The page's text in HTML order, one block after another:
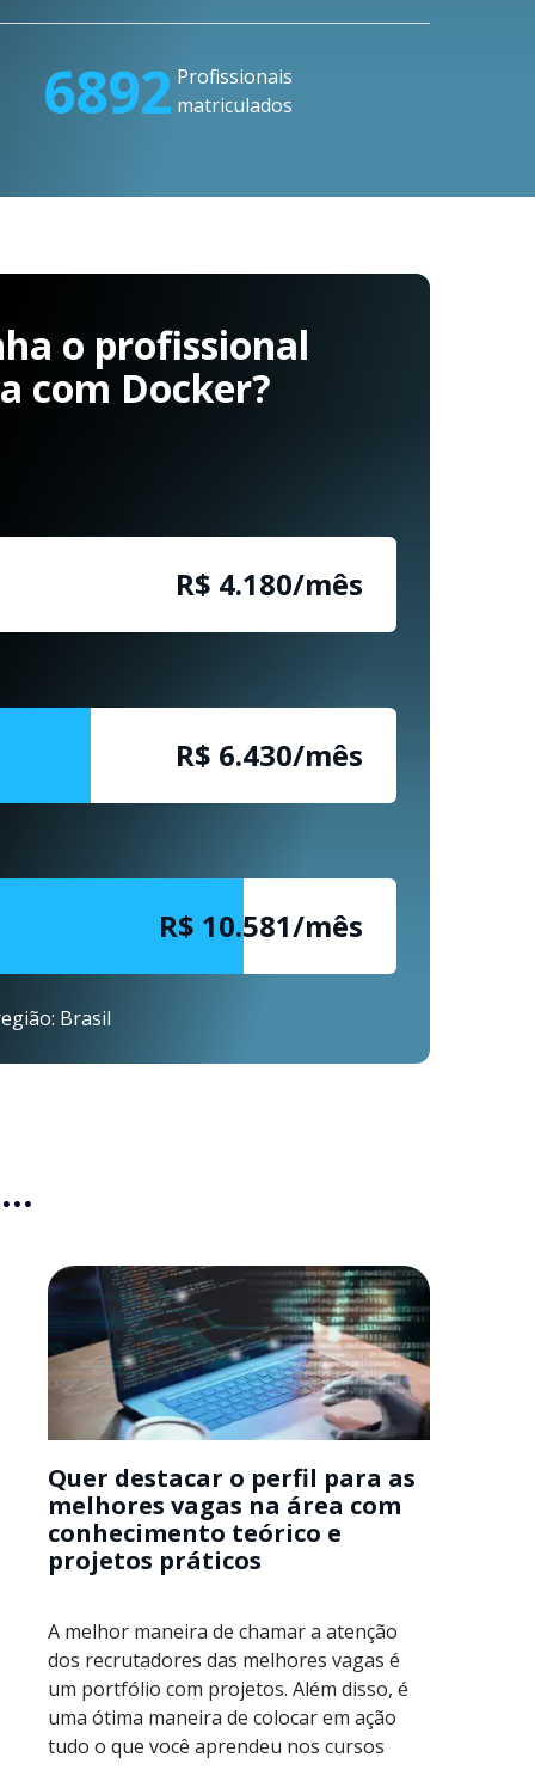
6892 Profissionais
matriculados
o profissional
com Docker?
R$ 4.180/mês
R$ 6.430/mês
R$ 10.581/mês
Brasil
Quer destacar o perfil para as
melhores vagas na área com
conhecimento teórico e
projetos práticos
A melhor maneira de chamar a atenção
dos recrutadores das melhores vagas é
um portfólio com projetos. Além disso, é
uma ótima maneira de colocar em ação
tudo o que você aprendeu nos cursos